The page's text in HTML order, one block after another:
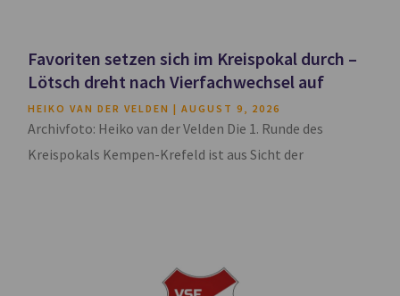
Favoriten setzen sich im Kreispokal durch –
Lötsch dreht nach Vierfachwechsel auf
HEIKO VAN DER VELDEN AUGUST 9, 2026
Archivfoto: Heiko van der Velden Die 1. Runde des
Kreispokals Kempen-Krefeld ist aus Sicht der